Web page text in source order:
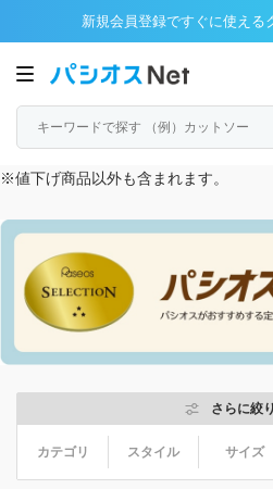
新規会員登録ですぐに使える
※値下げ商品以外も含まれます。
さらに絞
カテゴリ スタイル サイズ